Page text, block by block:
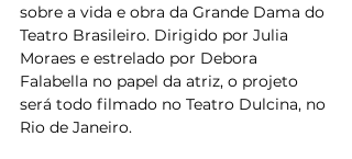
sobre a vida e obra da Grande Dama do
Teatro Brasileiro. Dirigido por Julia
Moraes e estrelado por Debora
Falabella no papel da atriz, o projeto
será todo filmado no Teatro Dulcina, no
Rio de Janeiro.